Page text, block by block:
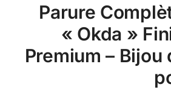
Parure
« Okda »
Premium – Bijou